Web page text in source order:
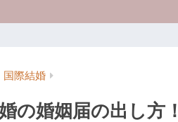
国際結婚
の婚姻届の出し方